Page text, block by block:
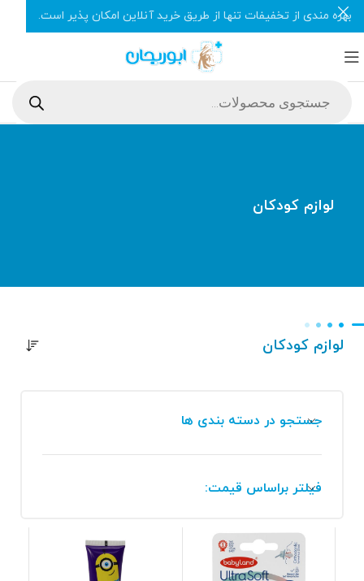
لوازم کودکان
لوازم کودکان
جستجو در دسته بندی ها
فیلتر براساس قیمت:
بهره مندی از تخفیفات تنها از طریق خرید آنلاین امکان پذیر است.